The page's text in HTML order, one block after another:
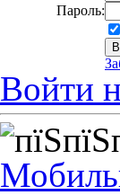
Пароль:
Войти